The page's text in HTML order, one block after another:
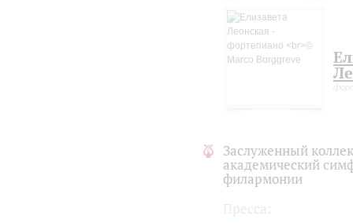
Заслуженный
академический
филармонии